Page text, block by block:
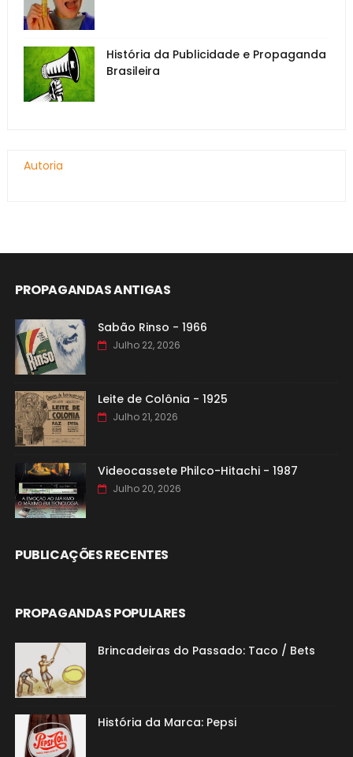
História da Publicidade e Propaganda
Brasileira
Autoria
PROPAGANDAS ANTIGAS
Sabão Rinso - 1966
Julho 22, 2026
Leite de Colônia - 1925
Julho 21, 2026
Videocassete Philco-Hitachi - 1987
Julho 20, 2026
PUBLICAÇÕES RECENTES
PROPAGANDAS POPULARES
Brincadeiras do Passado: Taco / Bets
História da Marca: Pepsi